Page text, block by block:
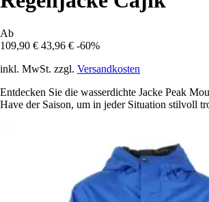
Ab
109,90 € 43,96 € -60%
inkl. MwSt. zzgl. Versandkosten
Entdecken Sie die wasserdichte Jacke Peak
Have der Saison, um in jeder Situation stilvoll